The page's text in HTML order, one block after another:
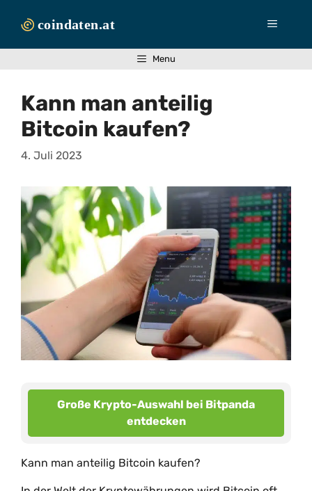
Inhalt
Menü
Menu
Kann man anteilig
Bitcoin kaufen?
4. Juli 2023
Große Krypto-Auswahl bei Bitpanda
entdecken
Kann man anteilig Bitcoin kaufen?